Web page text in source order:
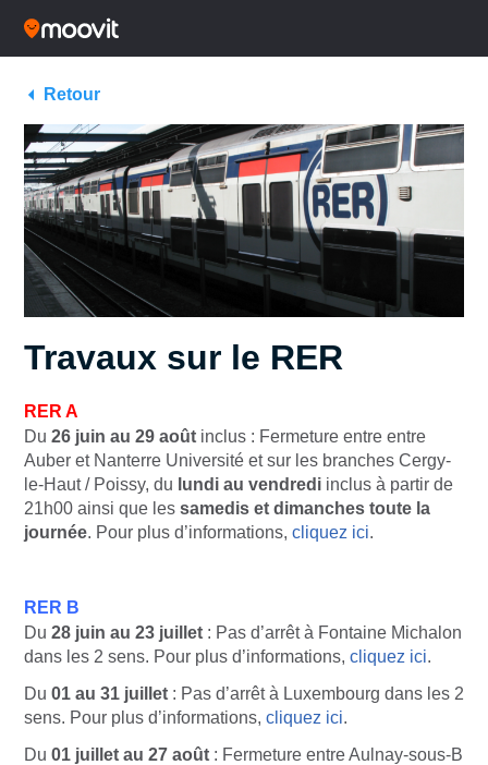
Retour
Travaux sur le RER
RER A
Du 26 juin au 29 août inclus : Fermeture entre entre
Auber et Nanterre Université et sur les branches Cergy-
le-Haut / Poissy, du lundi au vendredi inclus à partir de
21h00 ainsi que les samedis et dimanches toute la
journée. Pour plus d’informations, cliquez ici.
RER B
Du 28 juin au 23 juillet : Pas d’arrêt à Fontaine Michalon
dans les 2 sens. Pour plus d’informations, cliquez ici.
Du 01 au 31 juillet : Pas d’arrêt à Luxembourg dans les 2
sens. Pour plus d’informations, cliquez ici.
Du 01 juillet au 27 août : Fermeture entre Aulnay-sous-B